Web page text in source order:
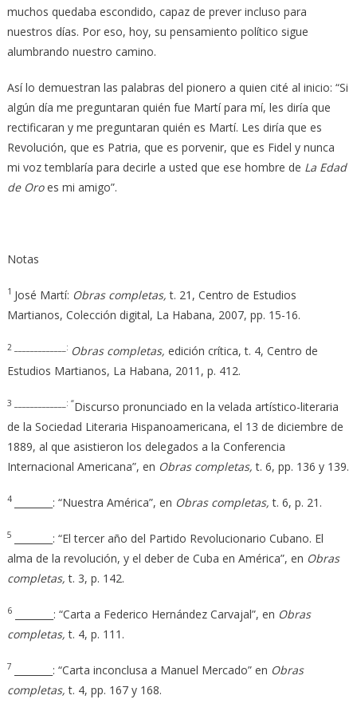
muchos quedaba escondido, capaz de prever incluso para
nuestros días. Por eso, hoy, su pensamiento político sigue
alumbrando nuestro camino.
Así lo demuestran las palabras del pionero a quien cité al inicio: “Si
algún día me preguntaran quién fue Martí para mí, les diría que
rectificaran y me preguntaran quién es Martí. Les diría que es
Revolución, que es Patria, que es porvenir, que es Fidel y nunca
mi voz temblaría para decirle a usted que ese hombre de La Edad
de Oroes mi amigo”.
Notas
1 José Martí: Obras completas,t. 21, Centro de Estudios
Martianos, Colección digital, La Habana, 2007, pp. 15-16.
2 _____________: Obras completas, edición crítica, t. 4, Centro de
Estudios Martianos, La Habana, 2011, p. 412.
3 _____________: “Discurso pronunciado en la velada artístico-literaria
de la Sociedad Literaria Hispanoamericana, el 13 de diciembre de
1889, al que asistieron los delegados a la Conferencia
Internacional Americana”, en Obras completas,t. 6, pp. 136 y 139.
4 ________: “Nuestra América”, en Obras completas,t. 6, p. 21.
5
________: “El tercer año del Partido Revolucionario Cubano. El
alma de la revolución, y el deber de Cuba en América”, en Obras
completas,t. 3, p. 142.
6________: “Carta a Federico Hernández Carvajal”, en Obras
completas,t. 4, p. 111.
7 ________: “Carta inconclusa a Manuel Mercado” en Obras
completas,t. 4, pp. 167 y 168.